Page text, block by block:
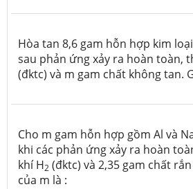
Hòa tan 8,6 gam hỗn hợp kim
sau phản ứng xảy ra hoàn toàn,
(đktc) và m gam chất không tan.
Cho m gam hỗn hợp gồm Al và
khi các phản ứng xảy ra hoàn
khí H2­ (đktc) và 2,35 gam chất
của m là :